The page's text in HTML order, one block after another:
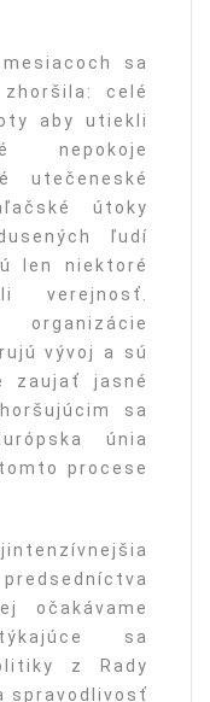
sa
celé
aby utiekli
nepokoje
utečeneské
útoky
ľudí
len niektoré
verejnosť.
vývoj a sú
zaujať jasné
sa
únia
procese
očakávame
sa
z Rady
spravodlivosť